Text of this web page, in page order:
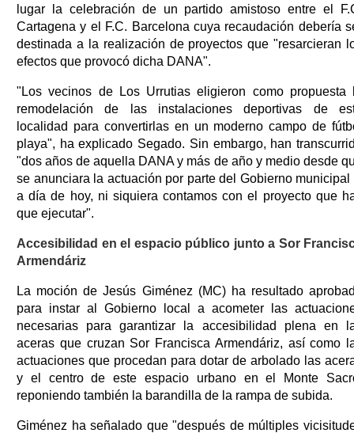
lugar la celebración de un partido amistoso entre el
Cartagena y el F.C. Barcelona cuya recaudación debería
destinada a la realización de proyectos que "resarcieran
efectos que provocó dicha DANA".
"Los vecinos de Los Urrutias eligieron como propuesta
remodelación de las instalaciones deportivas de
localidad para convertirlas en un moderno campo de
playa", ha explicado Segado. Sin embargo, han
"dos años de aquella DANA y más de año y medio desde
se anunciara la actuación por parte del Gobierno municipal
a día de hoy, ni siquiera contamos con el proyecto que
que ejecutar".
Accesibilidad en el espacio público junto a Sor
Armendáriz
La moción de Jesús Giménez (MC) ha resultado
para instar al Gobierno local a acometer las
necesarias para garantizar la accesibilidad plena en
aceras que cruzan Sor Francisca Armendáriz, así como
actuaciones que procedan para dotar de arbolado las
y el centro de este espacio urbano en el Monte
reponiendo también la barandilla de la rampa de subida.
Giménez ha señalado que "después de múltiples